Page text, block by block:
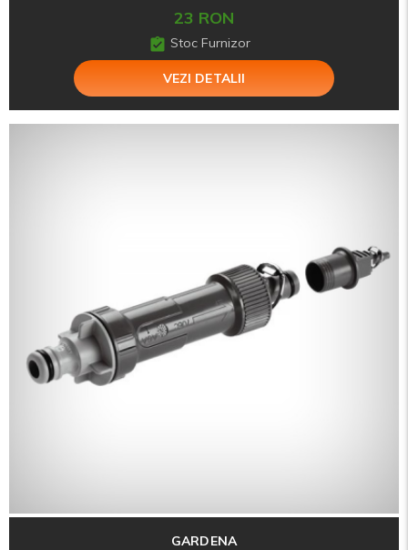
23 RON
Stoc Furnizor
VEZI DETALII
GARDENA